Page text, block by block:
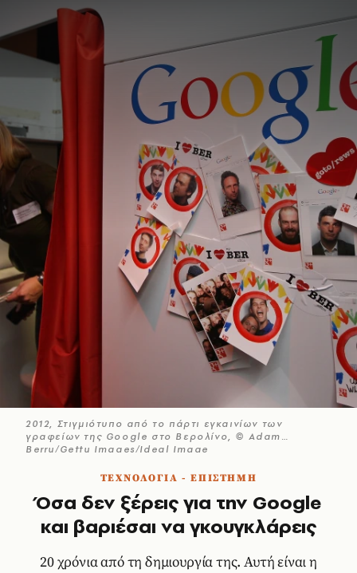
2012, Στιγμιότυπο από το πάρτι εγκαινίων των
γραφείων της Google στο Βερολίνο, © Adam
Berry/Getty Images/Ideal Image
ΤΕΧΝΟΛΟΓΙΑ - ΕΠΙΣΤΗΜΗ
Όσα δεν ξέρεις για την Google
και βαριέσαι να γκουγκλάρεις
20 χρόνια από τη δημιουργία της. Αυτή είναι η